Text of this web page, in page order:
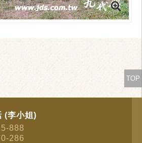
TOP
(李小姐)
888
286